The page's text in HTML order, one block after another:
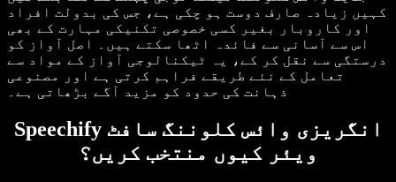
کہیں زیادہ صارف دوست ہو چکی ہے، جس کی بدولت افراد
اور کاروبار بغیر کسی خصوصی تکنیکی مہارت کے بھی
اس سے آسانی سے فائدہ اٹھا سکتے ہیں۔ اصل آواز کو
درستگی سے نقل کر کے، یہ ٹیکنالوجی آواز کے مواد سے
تعامل کے نئے طریقے فراہم کرتی ہے اور مصنوعی
ذہانت کی حدود کو مزید آگے بڑھاتی ہے۔
Speechify انگریزی وائس کلوننگ سافٹ
ویئر کیوں منتخب کریں؟